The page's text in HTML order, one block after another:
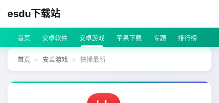
esdu下载站
首页 安卓软件 安卓游戏 苹果下载 专题 排行榜
首页 安卓游戏 快播最新